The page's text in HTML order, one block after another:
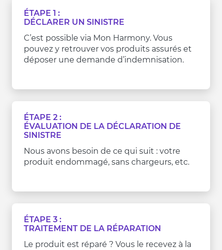
ÉTAPE 1 :
DÉCLARER UN SINISTRE
C’est possible via Mon Harmony. Vous
pouvez y retrouver vos produits assurés et
déposer une demande d’indemnisation.
ÉTAPE 2 :
ÉVALUATION DE LA DÉCLARATION DE
SINISTRE
Nous avons besoin de ce qui suit : votre
produit endommagé, sans chargeurs, etc.
ÉTAPE 3 :
TRAITEMENT DE LA RÉPARATION
Le produit est réparé ? Vous le recevez à la